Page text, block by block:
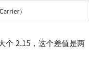
）
个 2.15，这个差值是两